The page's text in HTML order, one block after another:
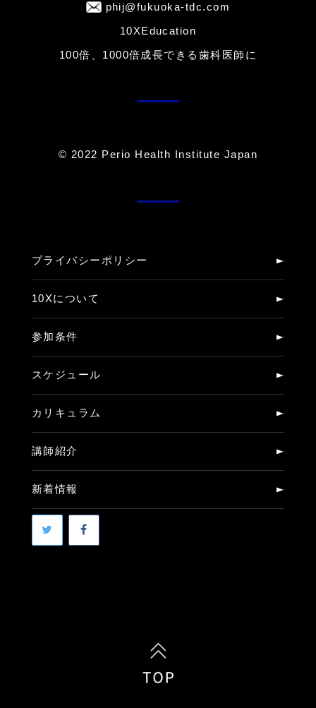
phij@fukuoka-tdc.com
10XEducation
100倍、1000倍成長できる歯科医師に
© 2022 Perio Health Institute Japan
プライバシーポリシー
10Xについて
参加条件
スケジュール
カリキュラム
講師紹介
新着情報